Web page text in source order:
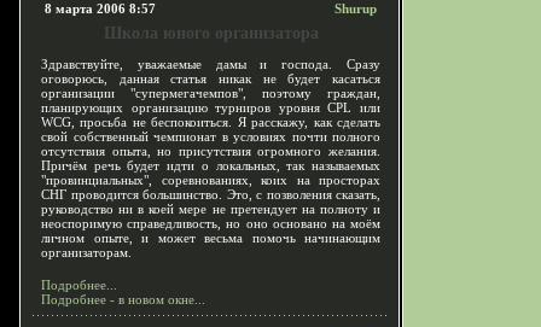
8 марта 2006 8:57 Shurup
Школа юного организатора
Здравствуйте, уважаемые дамы и господа. Сразу
оговорюсь, данная статья никак не будет касаться
организации "супермегачемпов", поэтому граждан,
планирующих организацию турниров уровня CPL или
WCG, просьба не беспокоиться. Я расскажу, как сделать
свой собственный чемпионат в условиях почти полного
отсутствия опыта, но присутствия огромного желания.
Причём речь будет идти о локальных, так называемых
"провинциальных", соревнованиях, коих на просторах
СНГ проводится большинство. Это, с позволения сказать,
руководство ни в коей мере не претендует на полноту и
неоспоримую справедливость, но оно основано на моём
личном опыте, и может весьма помочь начинающим
организаторам.
Подробнее...
Подробнее - в новом окне...